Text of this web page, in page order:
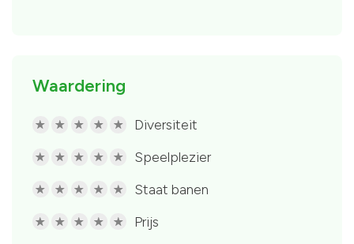
Waardering
R R R R R Diversiteit
R R R R R Speelplezier
R R R R R Staat banen
R R R R R Prijs